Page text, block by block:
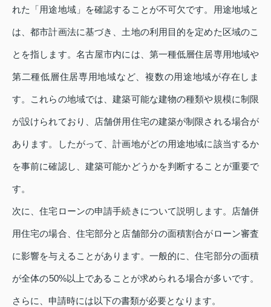
れた「用途地域」を確認することが不可欠です。用途地域と
は、都市計画法に基づき、土地の利用目的を定めた区域のこ
とを指します。名古屋市内には、第一種低層住居専用地域や
第二種低層住居専用地域など、複数の用途地域が存在しま
す。これらの地域では、建築可能な建物の種類や規模に制限
が設けられており、店舗併用住宅の建築が制限される場合が
あります。したがって、計画地がどの用途地域に該当するか
を事前に確認し、建築可能かどうかを判断することが重要で
す。
次に、住宅ローンの申請手続きについて説明します。店舗併
用住宅の場合、住宅部分と店舗部分の面積割合がローン審査
に影響を与えることがあります。一般的に、住宅部分の面積
が全体の50%以上であることが求められる場合が多いです。
さらに、申請時には以下の書類が必要となります。